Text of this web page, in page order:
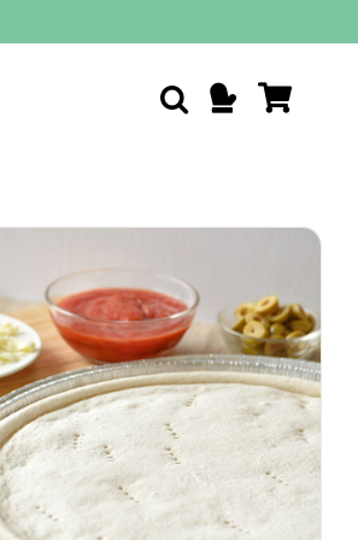
AGGIUNGI AL CARRELLO
/
DETTAGLI